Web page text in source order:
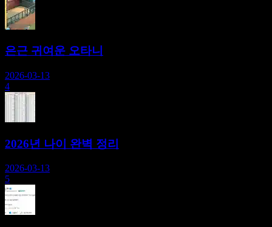
은근 귀여운 오타니
2026-03-13
4
2026년 나이 완벽 정리
2026-03-13
5